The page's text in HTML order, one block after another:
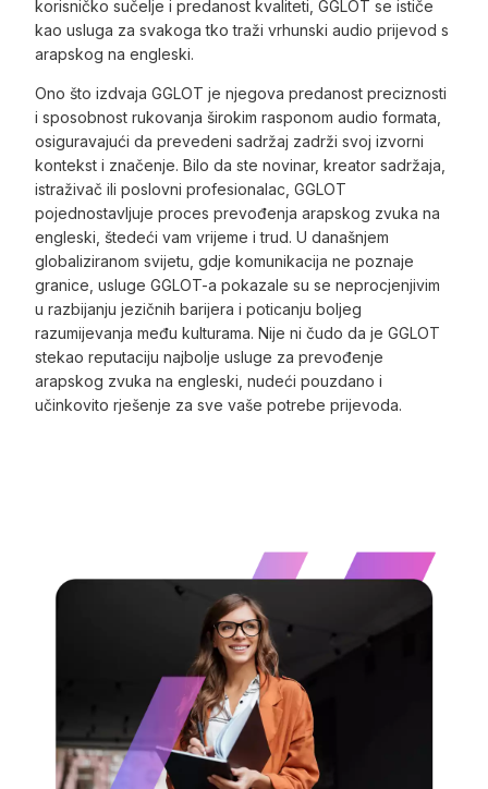
korisničko sučelje i predanost kvaliteti, GGLOT se ističe
kao usluga za svakoga tko traži vrhunski audio prijevod s
arapskog na engleski.
Ono što izdvaja GGLOT je njegova predanost preciznosti
i sposobnost rukovanja širokim rasponom audio formata,
osiguravajući da prevedeni sadržaj zadrži svoj izvorni
kontekst i značenje. Bilo da ste novinar, kreator sadržaja,
istraživač ili poslovni profesionalac, GGLOT
pojednostavljuje proces prevođenja arapskog zvuka na
engleski, štedeći vam vrijeme i trud. U današnjem
globaliziranom svijetu, gdje komunikacija ne poznaje
granice, usluge GGLOT-a pokazale su se neprocjenjivim
u razbijanju jezičnih barijera i poticanju boljeg
razumijevanja među kulturama. Nije ni čudo da je GGLOT
stekao reputaciju najbolje usluge za prevođenje
arapskog zvuka na engleski, nudeći pouzdano i
učinkovito rješenje za sve vaše potrebe prijevoda.